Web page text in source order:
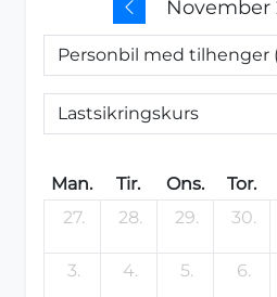
November
Man. Tir. Ons. Tor.
27.
28. 29. 30.
3. 4. 5. 6.